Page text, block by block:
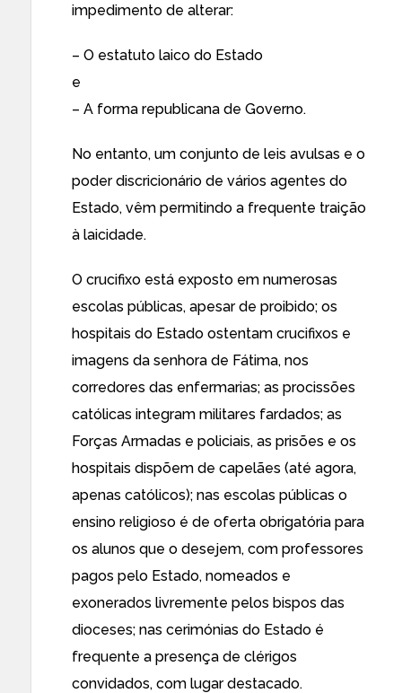
impedimento de alterar:
– O estatuto laico do Estado
e
– A forma republicana de Governo.
No entanto, um conjunto de leis avulsas e o
poder discricionário de vários agentes do
Estado, vêm permitindo a frequente traição
à laicidade.
O crucifixo está exposto em numerosas
escolas públicas, apesar de proibido; os
hospitais do Estado ostentam crucifixos e
imagens da senhora de Fátima, nos
corredores das enfermarias; as procissões
católicas integram militares fardados; as
Forças Armadas e policiais, as prisões e os
hospitais dispõem de capelães (até agora,
apenas católicos); nas escolas públicas o
ensino religioso é de oferta obrigatória para
os alunos que o desejem, com professores
pagos pelo Estado, nomeados e
exonerados livremente pelos bispos das
dioceses; nas cerimónias do Estado é
frequente a presença de clérigos
convidados, com lugar destacado.